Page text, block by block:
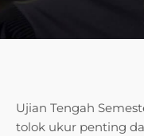
Ujian Tengah
tolok ukur penting